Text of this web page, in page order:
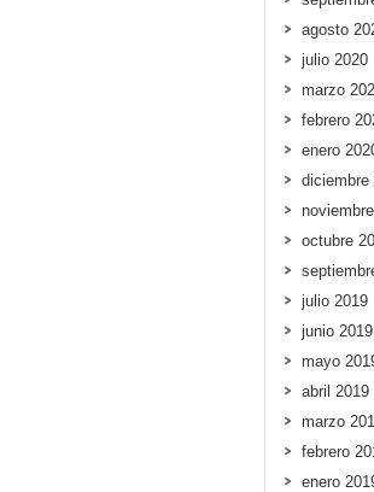
agosto
julio 2020
marzo
febrero
enero
diciembre
octubre
julio 2019
junio 2019
mayo
abril 2019
marzo
febrero
enero